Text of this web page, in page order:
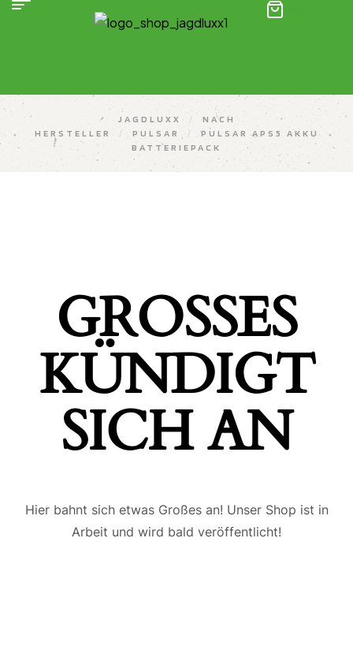
JAGDLUXX /
NACH
HERSTELLER
/ PULSAR /
PULSAR APS5 AKKU
BATTERIEPACK
GROSSES K
ÜNDIGT S
ICH AN
Hier bahnt sich etwas Großes an! Unser Shop ist in
Arbeit und wird bald veröffentlicht!